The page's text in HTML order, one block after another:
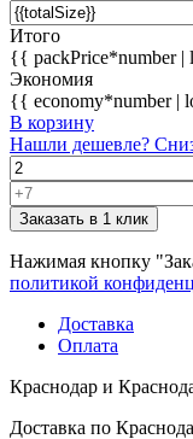
Итого
{{ packPrice*number |
Экономия
{{ economy*number |
В корзину
Нашли дешевле?
Заказать в 1 клик
Нажимая кнопку
политикой
Доставка
Оплата
Краснодар и
Доставка по